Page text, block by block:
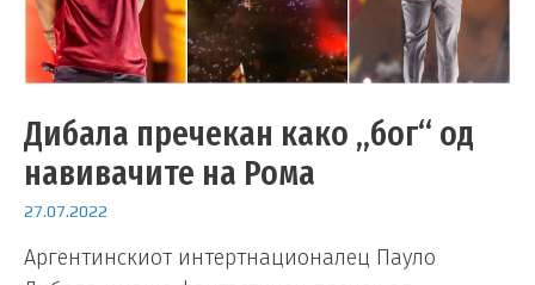
Дибала пречекан како „бог“ од
навивачите на Рома
27.07.2022
Аргентинскиот интертнационалец Пауло